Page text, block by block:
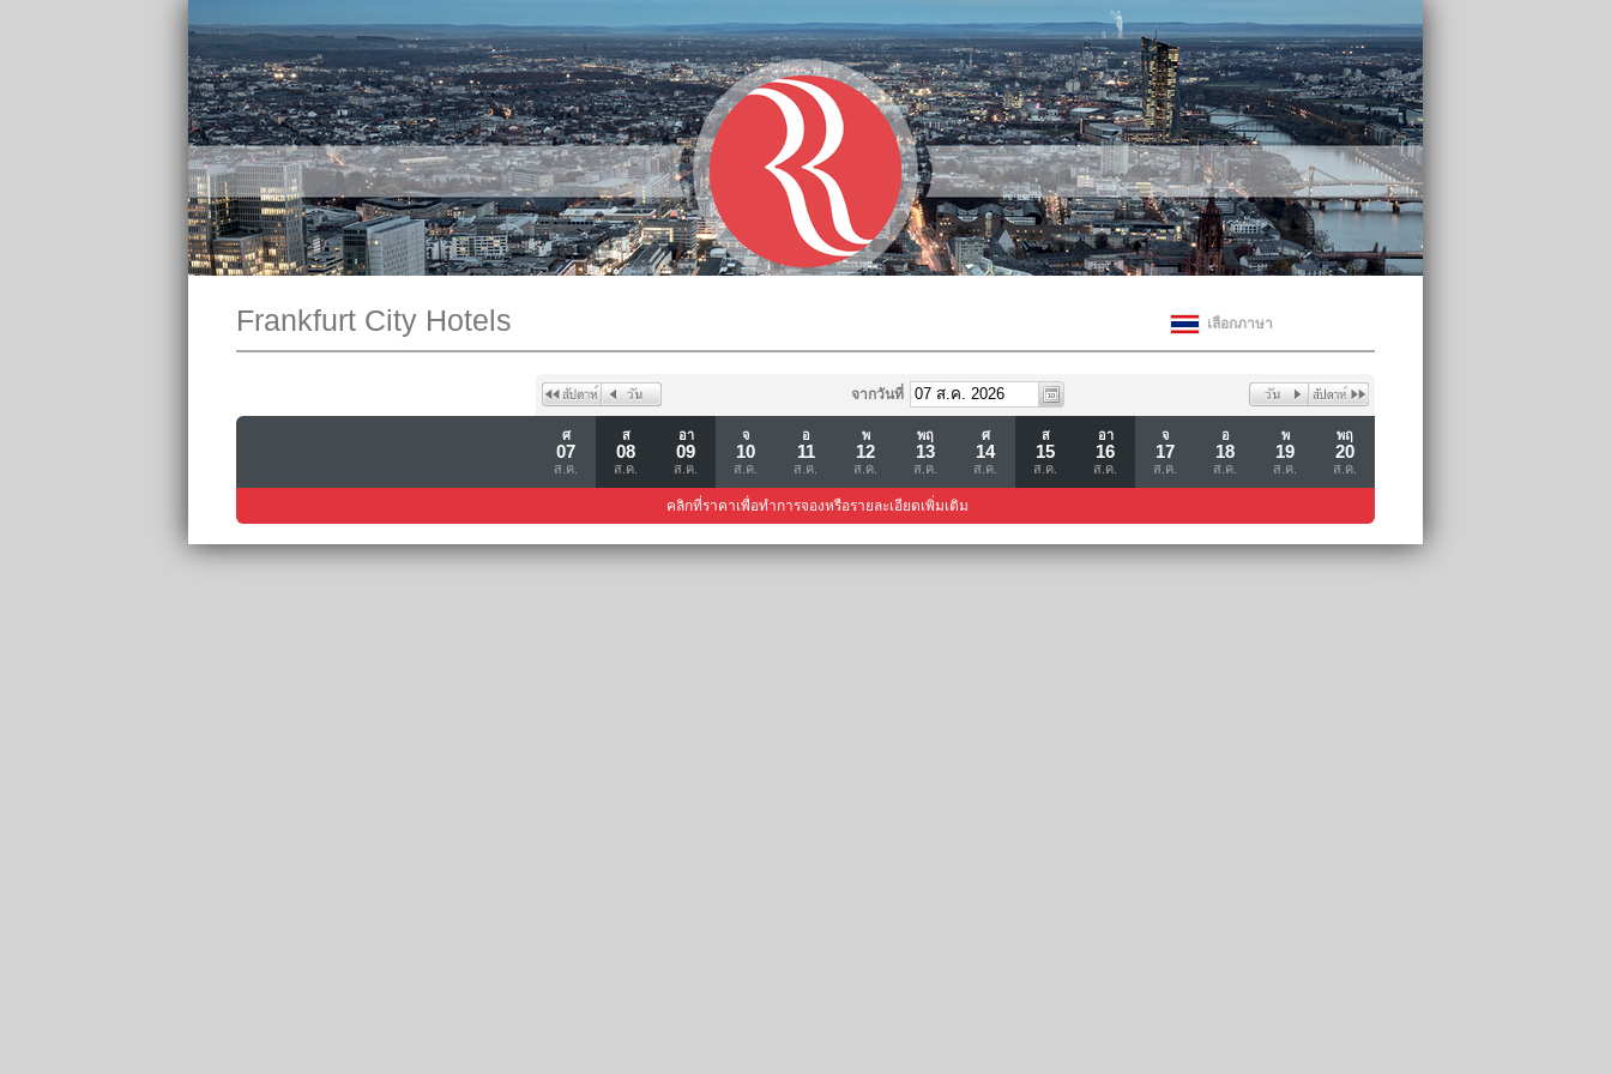
เลือกภาษา
Frankfurt City Hotels
จากวันที่
ศ
07
ส.ค.
ส
08
ส.ค.
อา
09
ส.ค.
จ
10
ส.ค.
อ
11
ส.ค.
พ
12
ส.ค.
พฤ
13
ส.ค.
ศ
14
ส.ค.
ส
15
ส.ค.
อา
16
ส.ค.
จ
17
ส.ค.
อ
18
ส.ค.
พ
19
ส.ค.
พฤ
20
ส.ค.
คลิกที่ราคาเพื่อทำการจองหรือรายละเอียดเพิ่มเติม